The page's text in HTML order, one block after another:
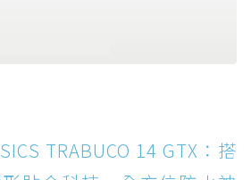
TRABUCO 14 GTX：搭